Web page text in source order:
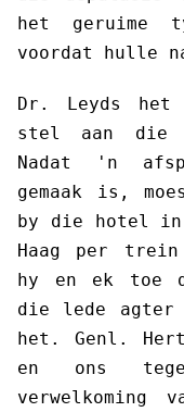
het geruime
voordat hulle
Dr. Leyds het
stel aan die
Nadat 'n
gemaak is,
by die hotel in
Haag per trein
hy en ek toe
die lede agter
het. Genl.
en ons